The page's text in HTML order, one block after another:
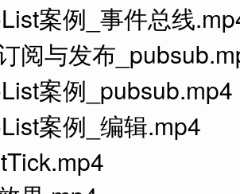
案例_事件总线
阅与发布
案例_pubsub.mp4
案例_编辑.mp4